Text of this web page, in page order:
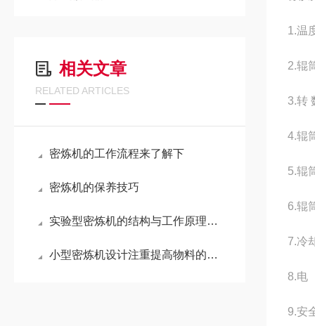
相关文章
RELATED ARTICLES
密炼机的工作流程来了解下
密炼机的保养技巧
实验型密炼机的结构与工作原理全解析
小型密炼机设计注重提高物料的混合效率
1.温
2.辊
3.转
4.辊
5.辊
6.辊
7.冷
8.电
9.安